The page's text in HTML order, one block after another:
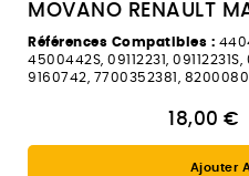
MOVANO RENAULT
Références Compatibles :
4500442S, 09112231, 09112231S,
9160742, 7700352381,
18,00 €
Ajouter